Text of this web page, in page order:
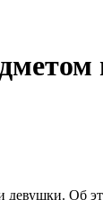
девушки. Об